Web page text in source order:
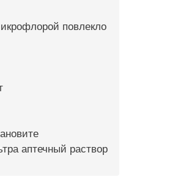
повлекло
аптечный раствор